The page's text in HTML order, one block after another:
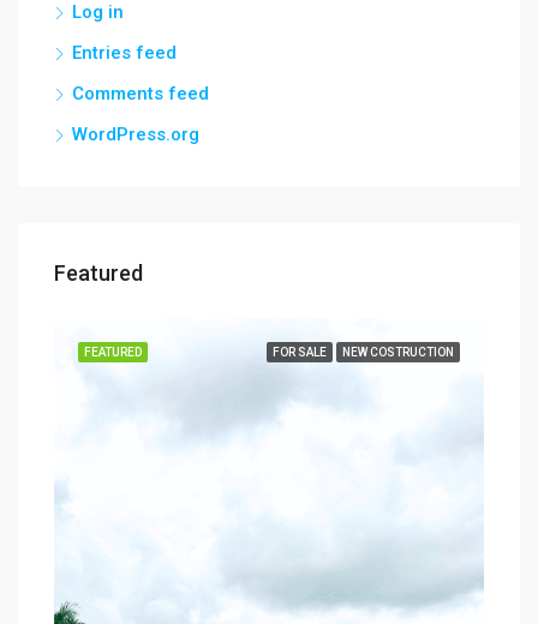
Log in
Entries feed
Comments feed
WordPress.org
Featured
FOR SALE NEW COSTRUCTION
FEATURED